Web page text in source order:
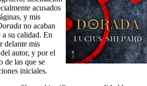
acusados
y mis
no acaban
a su calidad. En
delante mis
autor, y por el
de las que se
iniciales.